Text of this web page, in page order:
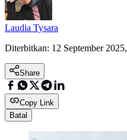
Laudia Tysara
Diterbitkan: 12 September
Share
Copy Link
Batal